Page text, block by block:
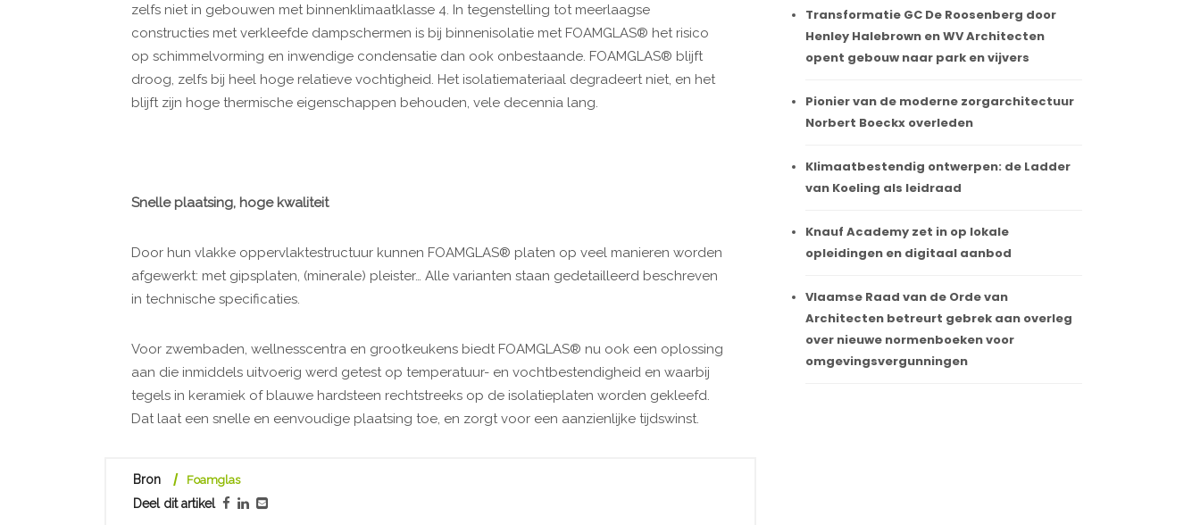
zelfs niet in gebouwen met binnenklimaatklasse 4. In tegenstelling tot meerlaagse
constructies met verkleefde dampschermen is bij binnenisolatie met FOAMGLAS® het risico
op schimmelvorming en inwendige condensatie dan ook onbestaande. FOAMGLAS® blijft
droog, zelfs bij heel hoge relatieve vochtigheid. Het isolatiemateriaal degradeert niet, en het
blijft zijn hoge thermische eigenschappen behouden, vele decennia lang.
Snelle plaatsing, hoge kwaliteit
Door hun vlakke oppervlaktestructuur kunnen FOAMGLAS® platen op veel manieren worden
afgewerkt: met gipsplaten, (minerale) pleister… Alle varianten staan gedetailleerd beschreven
in technische specificaties.
Voor zwembaden, wellnesscentra en grootkeukens biedt FOAMGLAS® nu ook een oplossing
aan die inmiddels uitvoerig werd getest op temperatuur- en vochtbestendigheid en waarbij
tegels in keramiek of blauwe hardsteen rechtstreeks op de isolatieplaten worden gekleefd.
Dat laat een snelle en eenvoudige plaatsing toe, en zorgt voor een aanzienlijke tijdswinst.
Bron Foamglas
Deel dit artikel
Transformatie GC De Roosenberg door
Henley Halebrown en WV Architecten
opent gebouw naar park en vijvers
Pionier van de moderne zorgarchitectuur
Norbert Boeckx overleden
Klimaatbestendig ontwerpen: de Ladder
van Koeling als leidraad
Knauf Academy zet in op lokale
opleidingen en digitaal aanbod
Vlaamse Raad van de Orde van
Architecten betreurt gebrek aan overleg
over nieuwe normenboeken voor
omgevingsvergunningen